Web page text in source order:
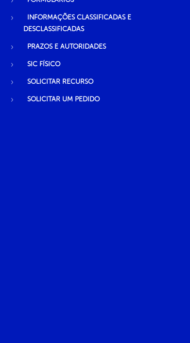
INFORMAÇÕES CLASSIFICADAS E
DESCLASSIFICADAS
PRAZOS E AUTORIDADES
SIC FÍSICO
SOLICITAR RECURSO
SOLICITAR UM PEDIDO